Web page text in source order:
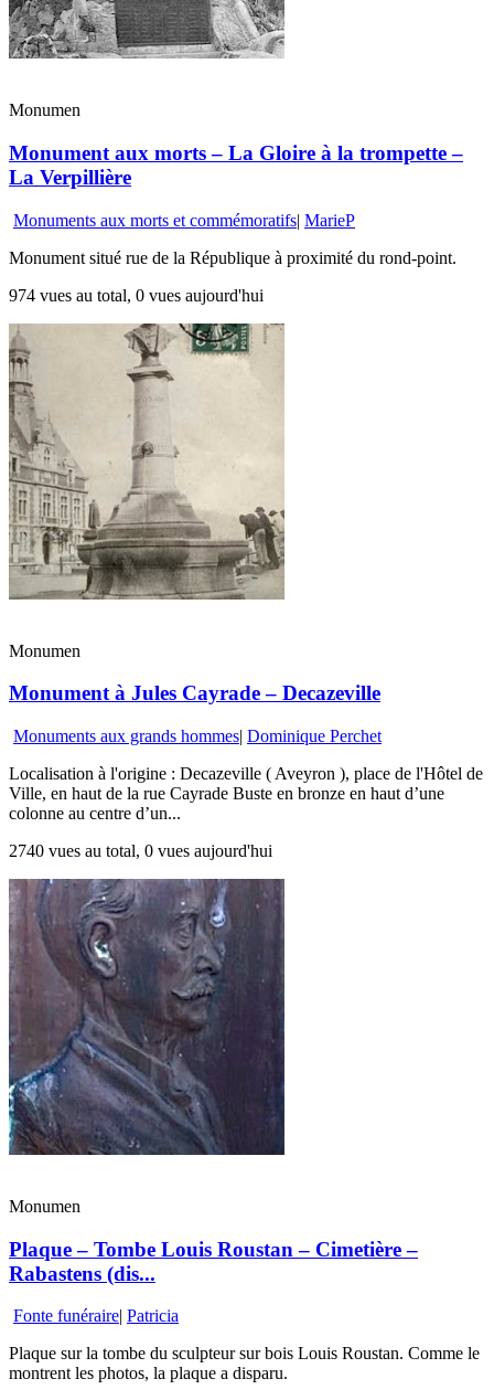
Monumen
Monument aux morts – La Gloire à la trompette –
La Verpillière
Monuments aux morts et commémoratifs| MarieP
Monument situé rue de la République à proximité du rond-point.
974 vues au total, 0 vues aujourd'hui
Monumen
Monument à Jules Cayrade – Decazeville
Monuments aux grands hommes| Dominique Perchet
Localisation à l'origine : Decazeville ( Aveyron ), place de l'Hôtel de
Ville, en haut de la rue Cayrade Buste en bronze en haut d’une
colonne au centre d’un...
2740 vues au total, 0 vues aujourd'hui
Monumen
Plaque – Tombe Louis Roustan – Cimetière –
Rabastens (dis...
Fonte funéraire| Patricia
Plaque sur la tombe du sculpteur sur bois Louis Roustan. Comme le
montrent les photos, la plaque a disparu.